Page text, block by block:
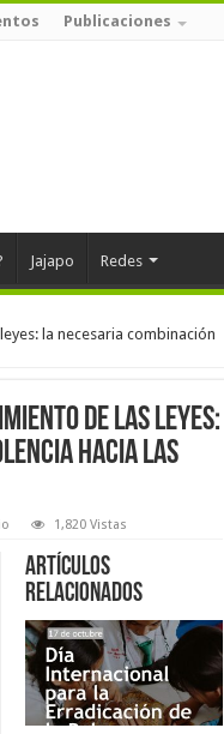
Publicaciones
Jajapo Redes
la necesaria combinación
de las leyes:
hacia las
1,820 Vistas
Artículos
relacionados